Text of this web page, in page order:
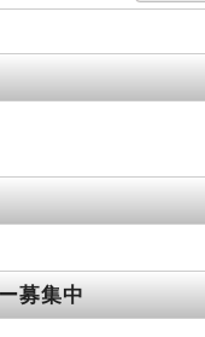
募集中